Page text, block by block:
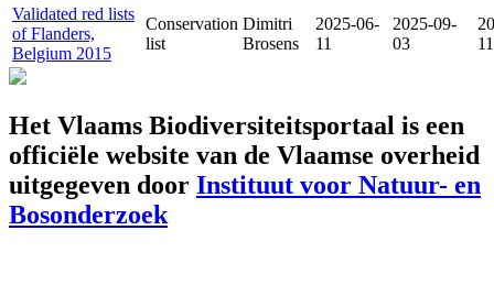
Validated red lists
of Flanders,
Belgium 2015
Conservation
list
Dimitri
Brosens
2025-06-
11
2025-09-
03
11
Het Vlaams Biodiversiteitsportaal is een
officiële website van de Vlaamse overheid
uitgegeven door Instituut voor Natuur- en
Bosonderzoek